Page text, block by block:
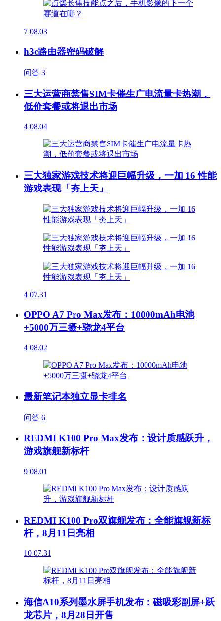
7 08.03
h3c路由器密码破解
问答 3
三大运营商禁售SIM卡催生广电流量卡热潮，
低价套餐或将退出市场
4 08.04
三大独家游戏技术将迎巨幅升级，一加 16 性能
游戏表现「夯上天」
4 07.31
OPPO A7 Pro Max发布：10000mAh电池
+5000万三摄+骁龙4平台
4 08.02
最新笔记本独立显卡排名
问答 6
REDMI K100 Pro Max发布：设计质感跃升，
游戏旗舰新标杆
9 08.01
REDMI K100 Pro双旗舰发布：全能旗舰新标
杆，8月11日亮相
10 07.31
海信A10系列墨水屏手机发布：磁吸彩副屏+跃
龙芯片，8月28日开售